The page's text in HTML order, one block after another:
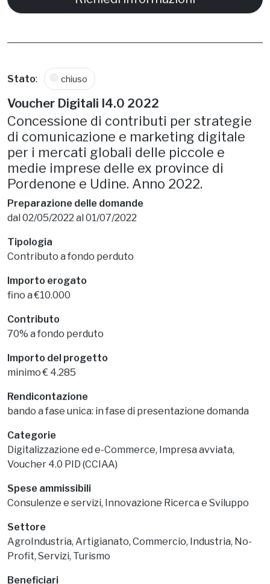
Stato chiuso
Voucher Digitali I4.0 2022
Concessione di contributi per strategie
di comunicazione e marketing digitale
per i mercati globali delle piccole e
medie imprese delle ex province di
Pordenone e Udine. Anno 2022.
Preparazione delle domande
dal 02/05/2022 al 01/07/2022
Tipologia
Contributo a fondo perduto
Importo erogato
fino a €10.000
Contributo
70% a fondo perduto
Importo del progetto
minimo € 4.285
Rendicontazione
bando a fase unica: in fase di presentazione domanda
Categorie
Digitalizzazione ed e-Commerce, Impresa avviata,
Voucher 4.0 PID (CCIAA)
Spese ammissibili
Consulenze e servizi, Innovazione Ricerca e Sviluppo
Settore
AgroIndustria, Artigianato, Commercio, Industria, No-